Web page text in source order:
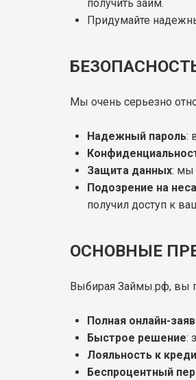
получить займ.
Придумайте
Мы очень серьезно
Надежный пароль:
Защита данных: мы
Подозрение на
получил доступ к
ОСНОВНЫЕ
Выбирая Займы.рф, вы
Полная онлайн-
Быстрое решение:
Лояльность к
Беспроцентный